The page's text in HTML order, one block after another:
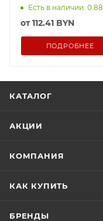
Есть в наличии: 0.88
от112.41 BYN
ПОДРОБНЕЕ
КАТАЛОГ
АКЦИИ
КОМПАНИЯ
КАК КУПИТЬ
БРЕНДЫ